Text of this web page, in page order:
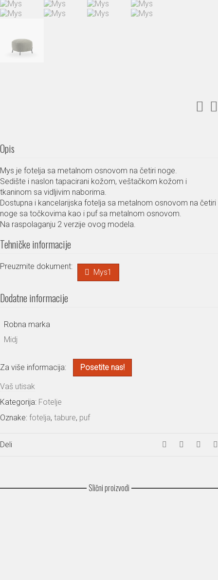
Opis
Mys je fotelja sa metalnom osnovom na četiri noge.
Sedište i naslon tapacirani kožom, veštačkom kožom i
tkaninom sa vidljivim naborima.
Dostupna i kancelarijska fotelja sa metalnom osnovom na četiri
noge sa točkovima kao i puf sa metalnom osnovom.
Na raspolaganju 2 verzije ovog modela.
Tehničke informacije
Preuzmite dokument:
Mys1
Dodatne informacije
Robna marka
Midj
Za više informacija: Posetite nas!
Vaš utisak
Kategorija: Fotelje
Oznake: fotelja, tabure, puf
Deli
Slični proizvodi